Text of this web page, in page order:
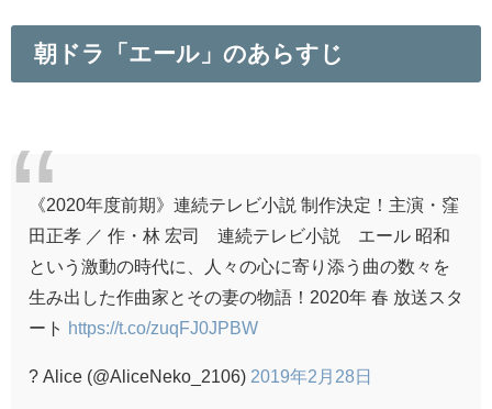
朝ドラ「エール」のあらすじ
《2020年度前期》連続テレビ小説 制作決定！主演・窪
田正孝 ／ 作・林 宏司 連続テレビ小説 エール 昭和
という激動の時代に、人々の心に寄り添う曲の数々を
生み出した作曲家とその妻の物語！2020年 春 放送スタ
ート
https://t.co/zuqFJ0JPBW
? Alice (@AliceNeko_2106) 2019年2月28日